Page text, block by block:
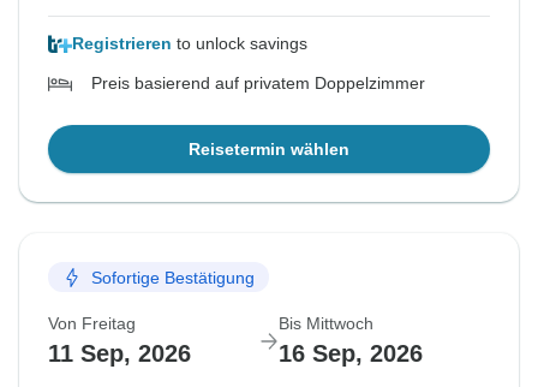
Registrieren to unlock savings
Preis basierend auf privatem Doppelzimmer
Reisetermin wählen
Sofortige Bestätigung
Von Freitag
11 Sep, 2026
Bis Mittwoch
16 Sep, 2026